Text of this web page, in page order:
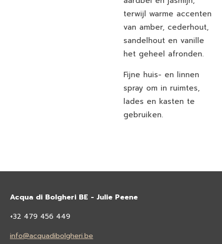
terwijl warme accenten
van amber, cederhout,
sandelhout en vanille
het geheel afronden.
Fijne huis- en linnen
spray om in ruimtes,
lades en kasten te
gebruiken.
Acqua di Bolgheri BE - Julie Peene
+32 479 456 449
info@acquadibolgheri.be